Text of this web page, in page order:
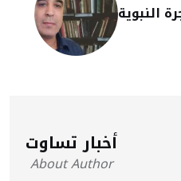
النبوية
أخبار تساوت
About Author